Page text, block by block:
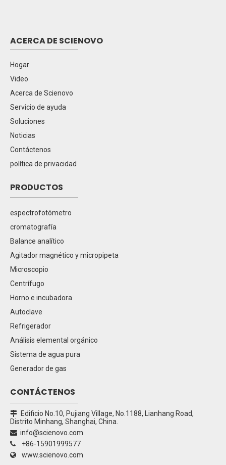
ACERCA DE SCIENOVO
Hogar
Video
Acerca de Scienovo
Servicio de ayuda
Soluciones
Noticias
Contáctenos
política de privacidad
PRODUCTOS
espectrofotómetro
cromatografía
Balance analítico
Agitador magnético y micropipeta
Microscopio
Centrífugo
Horno e incubadora
Autoclave
Refrigerador
Análisis elemental orgánico
Sistema de agua pura
Generador de gas
CONTÁCTENOS

Edificio No.10, Pujiang Village, No.1188, Lianhang Road,
Distrito Minhang, Shanghai, China.
 info@scienovo.com
 +86-15901999577
 www.scienovo.com